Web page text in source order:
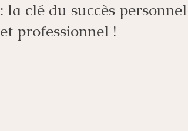
: la clé du succès personnel
et professionnel !